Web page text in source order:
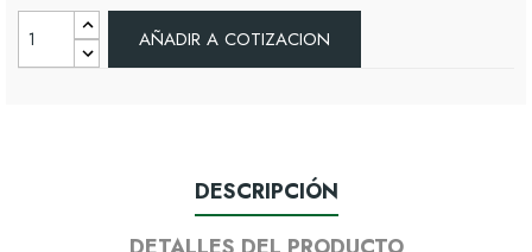
AÑADIR A COTIZACION
DESCRIPCIÓN